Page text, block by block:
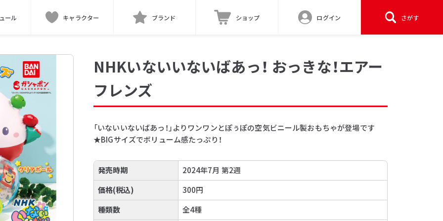
ール キャラクター ブランド ショップ ログイン さがす
NHKいないいないばあっ！ おっきな！エアー
フレンズ
「いないいないばあっ！」よりワンワンとぽぅぽの空気ビニール製おもちゃが登場です
★BIGサイズでボリューム感たっぷり！
発売時期
2024年7月 第2週
価格(税込)
300円
種類数
全4種